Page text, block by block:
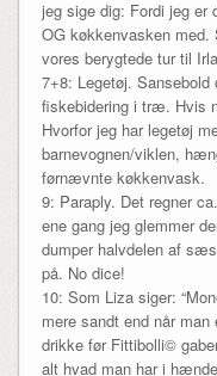
jeg sige dig: Fordi jeg er
OG køkkenvasken med.
vores berygtede tur til
7+8: Legetøj. Sansebold
fiskebidering i træ. Hvis
Hvorfor jeg har legetøj
barnevognen/viklen,
førnævnte køkkenvask.
9: Paraply. Det regner
ene gang jeg glemmer
dumper halvdelen af
på. No dice!
10: Som Liza siger:
mere sandt end når
drikke før Fittibolli©
alt hvad man har i